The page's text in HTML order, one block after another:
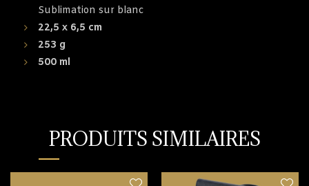
Sublimation sur blanc
22,5 x 6,5 cm
253 g
500 ml
PRODUITS SIMILAIRES